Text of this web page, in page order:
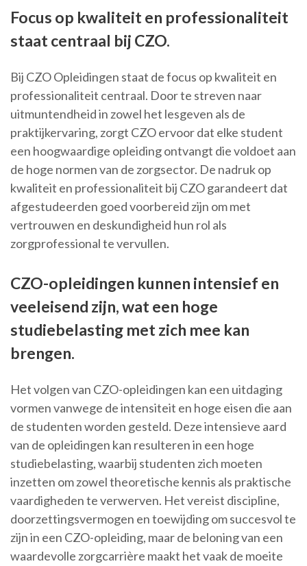
Focus op kwaliteit en professionaliteit
staat centraal bij CZO.
Bij CZO Opleidingen staat de focus op kwaliteit en
professionaliteit centraal. Door te streven naar
uitmuntendheid in zowel het lesgeven als de
praktijkervaring, zorgt CZO ervoor dat elke student
een hoogwaardige opleiding ontvangt die voldoet aan
de hoge normen van de zorgsector. De nadruk op
kwaliteit en professionaliteit bij CZO garandeert dat
afgestudeerden goed voorbereid zijn om met
vertrouwen en deskundigheid hun rol als
zorgprofessional te vervullen.
CZO-opleidingen kunnen intensief en
veeleisend zijn, wat een hoge
studiebelasting met zich mee kan
brengen.
Het volgen van CZO-opleidingen kan een uitdaging
vormen vanwege de intensiteit en hoge eisen die aan
de studenten worden gesteld. Deze intensieve aard
van de opleidingen kan resulteren in een hoge
studiebelasting, waarbij studenten zich moeten
inzetten om zowel theoretische kennis als praktische
vaardigheden te verwerven. Het vereist discipline,
doorzettingsvermogen en toewijding om succesvol te
zijn in een CZO-opleiding, maar de beloning van een
waardevolle zorgcarrière maakt het vaak de moeite